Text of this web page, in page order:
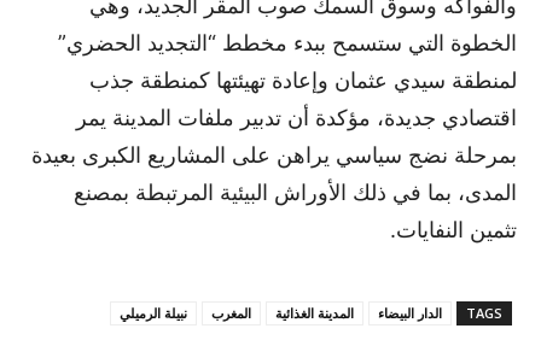
الخطوة التي ستسمح ببدء مخطط “التجديد الحضري”
لمنطقة سيدي عثمان وإعادة تهيئتها كمنطقة جذب
اقتصادي جديدة، مؤكدة أن تدبير ملفات المدينة يمر
بمرحلة نضج سياسي يراهن على المشاريع الكبرى بعيدة
المدى، بما في ذلك الأوراش البيئية المرتبطة بمصنع
تثمين النفايات.
TAGS الدار البيضاء المدينة الغذائية المغرب نبيلة الرميلي